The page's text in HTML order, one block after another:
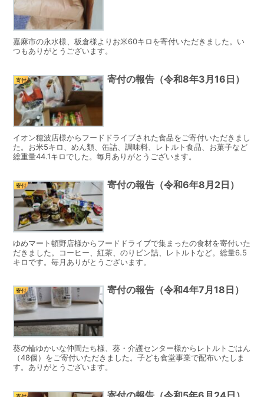
嘉麻市の永水様、板倉様よりお米60キロを寄付いただきました。い
つもありがとうございます。
寄付 寄付の報告（令和8年3月16日）
イオン穂波店様からフードドライブされた食品をご寄付いただきまし
た。お米5キロ、めん類、缶詰、調味料、レトルト食品、お菓子など
総重量44.1キロでした。毎月ありがとうございます。
寄付 寄付の報告（令和6年8月2日）
ゆめマート頓野店様からフードドライブで集まったの食材を寄付いた
だきました。コーヒー、紅茶、のりビン詰、レトルトなど。総量6.5
キロです。毎月ありがとうございます。
寄付 寄付の報告（令和4年7月18日）
葵の輪ゆかいな仲間たち様、葵・介護センター様からレトルトごはん
（48個）をご寄付いただきました。子ども食堂事業で配布いたしま
す。ありがとうございます。